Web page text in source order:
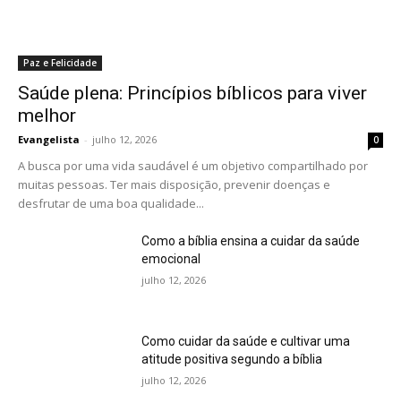
Paz e Felicidade
Saúde plena: Princípios bíblicos para viver
melhor
Evangelista - julho 12, 2026 0
A busca por uma vida saudável é um objetivo compartilhado por
muitas pessoas. Ter mais disposição, prevenir doenças e
desfrutar de uma boa qualidade...
Como a bíblia ensina a cuidar da saúde
emocional
julho 12, 2026
Como cuidar da saúde e cultivar uma
atitude positiva segundo a bíblia
julho 12, 2026